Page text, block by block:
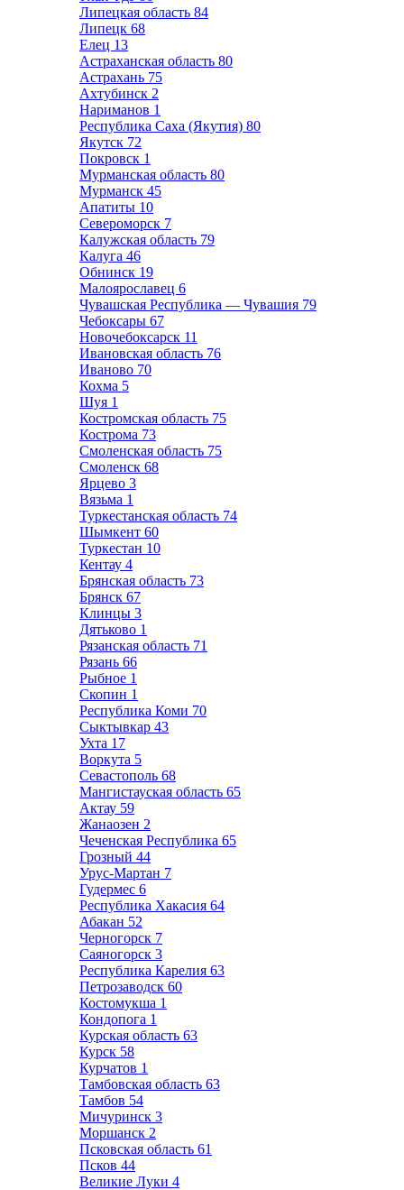
Липецкая область 84
Липецк 68
Елец 13
Астраханская область 80
Астрахань 75
Ахтубинск 2
Нариманов 1
Республика Саха (Якутия) 80
Якутск 72
Покровск 1
Мурманская область 80
Мурманск 45
Апатиты 10
Североморск 7
Калужская область 79
Калуга 46
Обнинск 19
Малоярославец 6
Чувашская Республика — Чувашия 79
Чебоксары 67
Новочебоксарск 11
Ивановская область 76
Иваново 70
Кохма 5
Шуя 1
Костромская область 75
Кострома 73
Смоленская область 75
Смоленск 68
Ярцево 3
Вязьма 1
Туркестанская область 74
Шымкент 60
Туркестан 10
Кентау 4
Брянская область 73
Брянск 67
Клинцы 3
Дятьково 1
Рязанская область 71
Рязань 66
Рыбное 1
Скопин 1
Республика Коми 70
Сыктывкар 43
Ухта 17
Воркута 5
Севастополь 68
Мангистауская область 65
Актау 59
Жанаозен 2
Чеченская Республика 65
Грозный 44
Урус-Мартан 7
Гудермес 6
Республика Хакасия 64
Абакан 52
Черногорск 7
Саяногорск 3
Республика Карелия 63
Петрозаводск 60
Костомукша 1
Кондопога 1
Курская область 63
Курск 58
Курчатов 1
Тамбовская область 63
Тамбов 54
Мичуринск 3
Моршанск 2
Псковская область 61
Псков 44
Великие Луки 4